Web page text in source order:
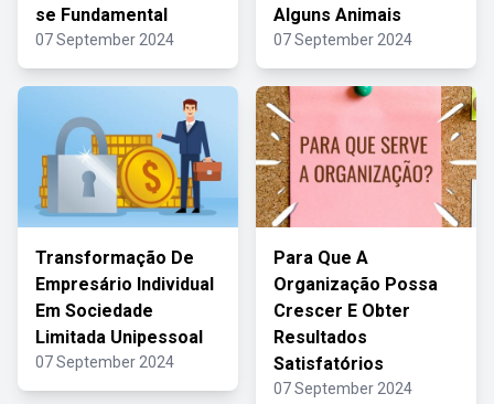
se Fundamental
07 September 2024
Alguns Animais
07 September 2024
Transformação De
Empresário Individual
Em Sociedade
Limitada Unipessoal
07 September 2024
Para Que A
Organização Possa
Crescer E Obter
Resultados
Satisfatórios
07 September 2024